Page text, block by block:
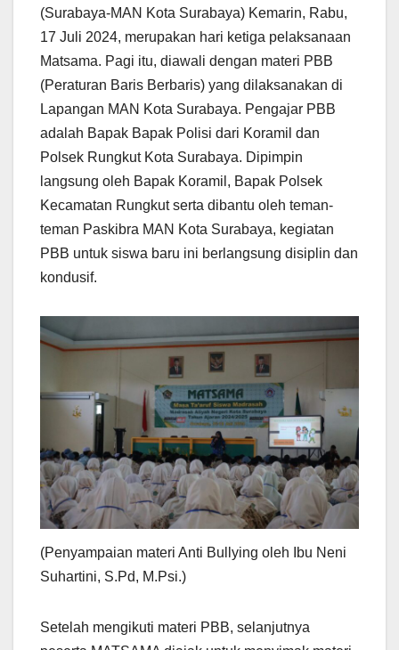
(Surabaya-MAN Kota Surabaya) Kemarin, Rabu,
17 Juli 2024, merupakan hari ketiga pelaksanaan
Matsama. Pagi itu, diawali dengan materi PBB
(Peraturan Baris Berbaris) yang dilaksanakan di
Lapangan MAN Kota Surabaya. Pengajar PBB
adalah Bapak Bapak Polisi dari Koramil dan
Polsek Rungkut Kota Surabaya. Dipimpin
langsung oleh Bapak Koramil, Bapak Polsek
Kecamatan Rungkut serta dibantu oleh teman-
teman Paskibra MAN Kota Surabaya, kegiatan
PBB untuk siswa baru ini berlangsung disiplin dan
kondusif.
(Penyampaian materi Anti Bullying oleh Ibu Neni
Suhartini, S.Pd, M.Psi.)
Setelah mengikuti materi PBB, selanjutnya